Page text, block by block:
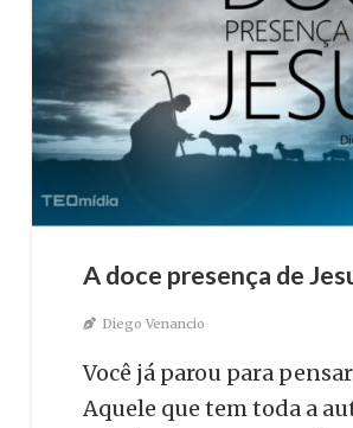
A doce presença de
Diego Venancio
Você já parou para
Aquele que tem toda a